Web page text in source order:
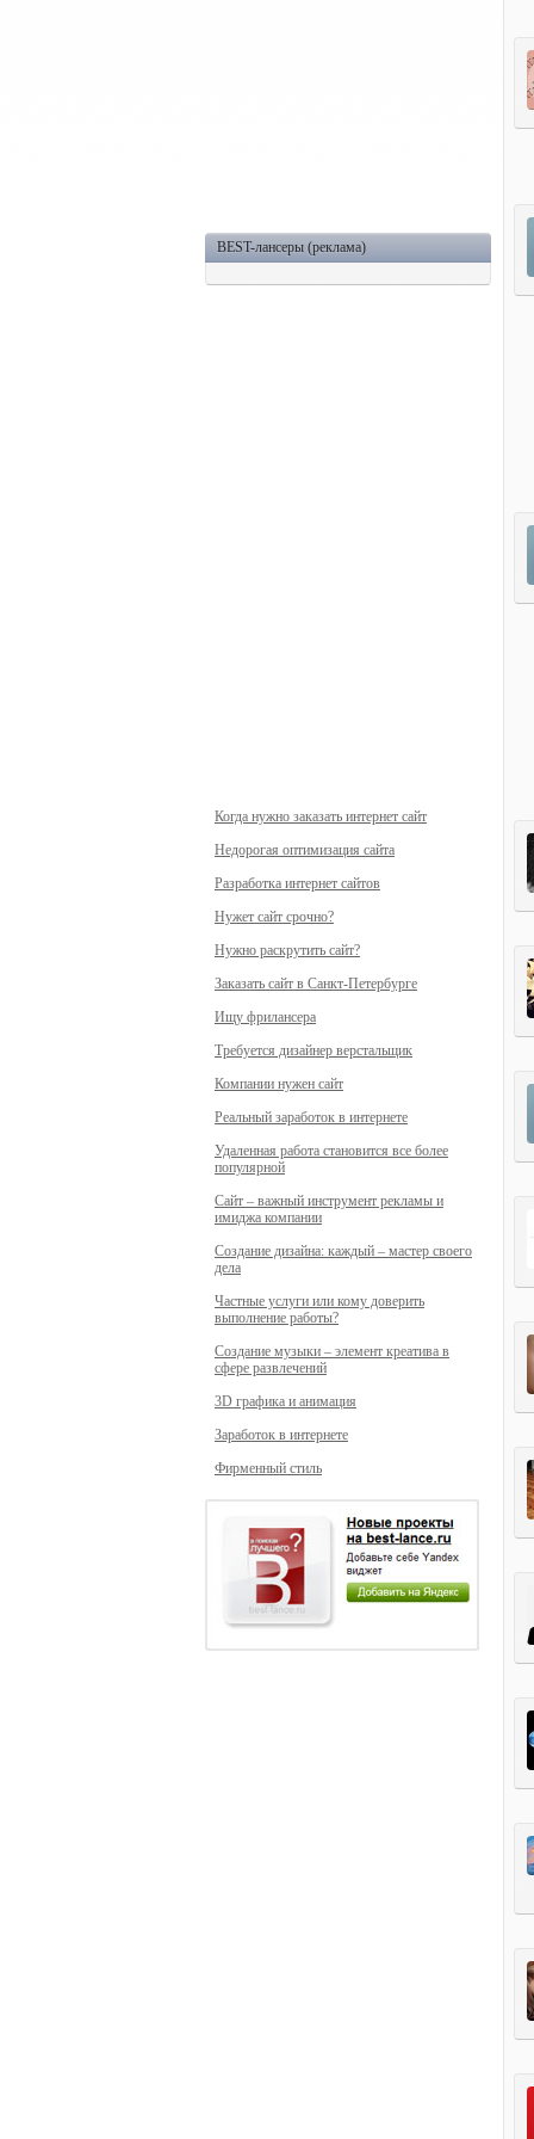
BEST-лансеры (реклама)
Когда нужно заказать интернет сайт
Недорогая оптимизация сайта
Разработка интернет сайтов
Нужет сайт срочно?
Нужно раскрутить сайт?
Заказать сайт в Санкт-Петербурге
Ищу фрилансера
Требуется дизайнер верстальщик
Компании нужен сайт
Реальный заработок в интернете
Удаленная работа становится все более
популярной
Сайт – важный инструмент рекламы и
имиджа компании
Создание дизайна: каждый – мастер своего
дела
Частные услуги или кому доверить
выполнение работы?
Создание музыки – элемент креатива в
сфере развлечений
3D графика и анимация
Заработок в интернете
Фирменный стиль